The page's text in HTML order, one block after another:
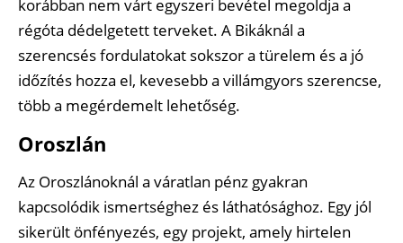
korábban nem várt egyszeri bevétel megoldja a
régóta dédelgetett terveket. A Bikáknál a
szerencsés fordulatokat sokszor a türelem és a jó
időzítés hozza el, kevesebb a villámgyors szerencse,
több a megérdemelt lehetőség.
Oroszlán
Az Oroszlánoknál a váratlan pénz gyakran
kapcsolódik ismertséghez és láthatósághoz. Egy jól
sikerült önfényezés, egy projekt, amely hirtelen